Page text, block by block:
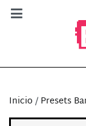
Inicio/Presets